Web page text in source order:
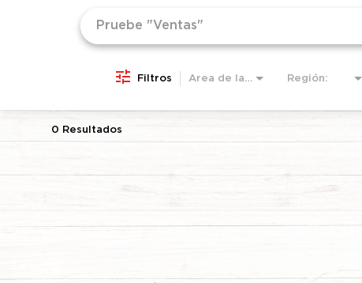
Filtros Área de la empresa Región:
0 Resultados